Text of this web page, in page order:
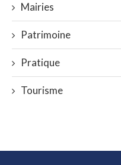
Mairies
Patrimoine
Pratique
Tourisme